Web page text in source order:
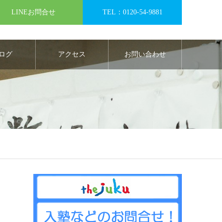
LINEお問合せ TEL：0120-54-9881
グ アクセス お問い合わせ